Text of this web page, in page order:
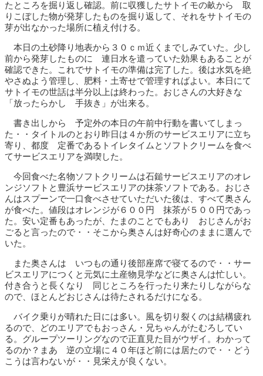
たところを掘り返し確認。前に収獲したサトイモの畝から 取
りこぼした物が発芽したものを掘り返して、それをサトイモの
芽が出なかった場所に植え付ける。
本日の土砂降り地表から３０ｃｍ近くまでしみていた。少し
前から発芽したものに 連日水を遣っていた効果もあることが
確認できた。これでサトイモの準備は完了した。後は水気を絶
やさぬよう管理し、肥料・土寄せで管理すればよい。本日にて
サトイモの世話は半分以上は終わった。おじさんの大好きな
「放ったらかし 手抜き」が出来る。
書き出しから 予定外の本日の午前中行動を書いてしまっ
た・・タイトルのとおり昨日は４か所のサービスエリアに立ち
寄り、都度 定番であるトイレタイムとソフトクリームを食べ
てサービスエリアを満喫した。
今回食べた名物ソフトクリームは石鎚サービスエリアのオレ
ンジソフトと豊浜サービスエリアの抹茶ソフトである。おじさ
んはスプーンで一口食べさせていただいた後は、すべて奥さん
が食べた。値段はオレンジが６００円 抹茶が５００円であっ
た。安い定番もあったが、たまのことでもあり おじさんがお
ごると言ったので・・そこから奥さんは好奇心のままに選んで
いた。
また奥さんは いつもの通り後部座席で寝てるので・・サー
ビスエリアにつくと元気に土産物見学などに奥さんは忙しい。
付き合うと長くなり 同じところを行ったり来たりしながらな
ので、ほとんどおじさんは待たされるだけになる。
バイク乗りが晴れた日には多い。風を切り裂くのは結構疲れ
るので、どのエリアでもおっさん・兄ちゃんがたむろしてい
る。グループツーリングなので正直見た目がウザイ。わかって
るのか？まあ 逆の立場に４０年ほど前には居たので・・どう
こうは言わないが・・見栄えが良くない。